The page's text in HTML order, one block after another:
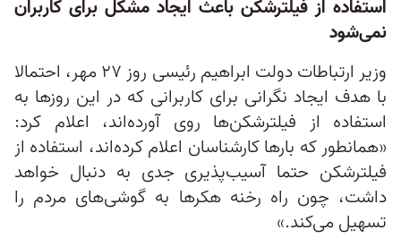
استفاده از فیلترشکن باعث ایجاد مشکل برای کاربران
نمی‌شود
وزیر ارتباطات دولت ابراهیم رئیسی روز ۲۷ مهر، احتمالا
با هدف ایجاد نگرانی برای کاربرانی که در این روزها به
استفاده از فیلترشکن‌ها روی آورده‌اند، اعلام کرد:
«همانطور که بارها کارشناسان اعلام کرده‌اند، استفاده از
فیلترشکن حتما آسیب‌پذیری جدی به دنبال خواهد
داشت، چون راه رخنه هکرها به گوشی‌های مردم را
تسهیل می‌کند.»